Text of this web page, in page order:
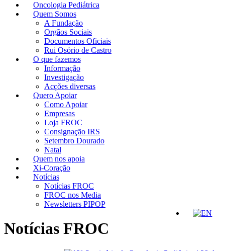
Oncologia Pediátrica
Quem Somos
A Fundação
Orgãos Sociais
Documentos Oficiais
Rui Osório de Castro
O que fazemos
Informação
Investigação
Acções diversas
Quero Apoiar
Como Apoiar
Empresas
Loja FROC
Consignação IRS
Setembro Dourado
Natal
Quem nos apoia
Xi-Coração
Notícias
Notícias FROC
FROC nos Media
Newsletters PIPOP
Notícias FROC